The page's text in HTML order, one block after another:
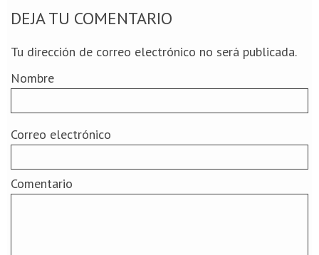
DEJA TU COMENTARIO
Tu dirección de correo electrónico no será publicada.
Nombre
Correo electrónico
Comentario